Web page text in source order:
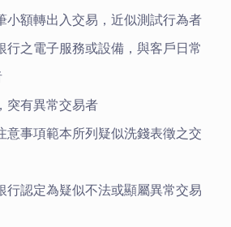
小額轉出入交易，近似測試行為者
行之電子服務或設備，與客戶日常
突有異常交易者
意事項範本所列疑似洗錢表徵之交
行認定為疑似不法或顯屬異常交易